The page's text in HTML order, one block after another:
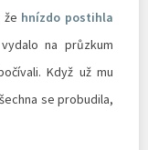
že hnízdo postihla
na průzkum
Když už mu
se probudila,